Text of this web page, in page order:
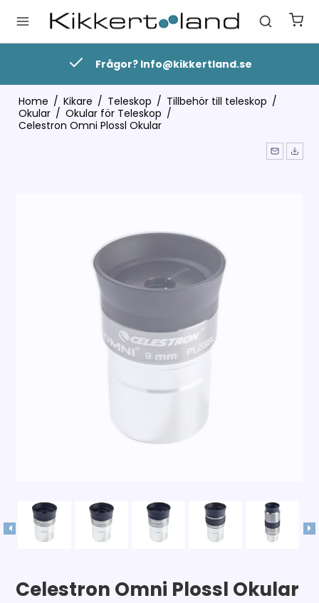
Frågor? Info@kikkertland.se
Home / Kikare / Teleskop / Tillbehör till teleskop /
Okular / Okular för Teleskop /
Celestron Omni Plossl Okular
Celestron Omni Plossl Okular